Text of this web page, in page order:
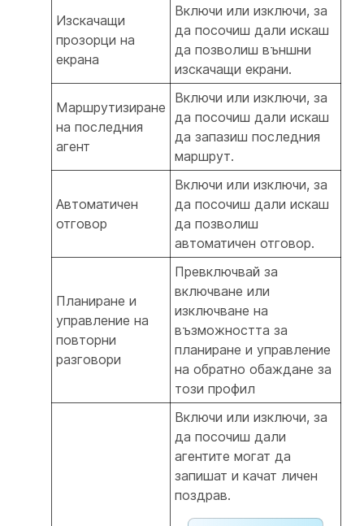
Изскачащи
прозорци на
екрана
Включи или изключи, за
да посочиш дали искаш
да позволиш външни
изскачащи екрани.
Маршрутизиране
на последния
агент
Включи или изключи, за
да посочиш дали искаш
да запазиш последния
маршрут.
Автоматичен
отговор
Включи или изключи, за
да посочиш дали искаш
да позволиш
автоматичен отговор.
Планиране и
управление на
повторни
разговори
Превключвай за
включване или
изключване на
възможността за
планиране и управление
на обратно обаждане за
този профил
Включи или изключи, за
да посочиш дали
агентите могат да
запишат и качат личен
поздрав.